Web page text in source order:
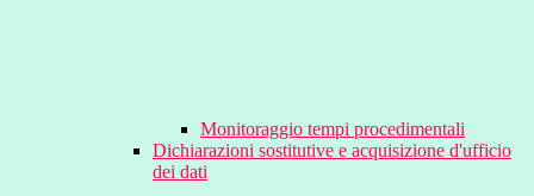
Monitoraggio tempi procedimentali
Dichiarazioni sostitutive e acquisizione d'ufficio
dei dati